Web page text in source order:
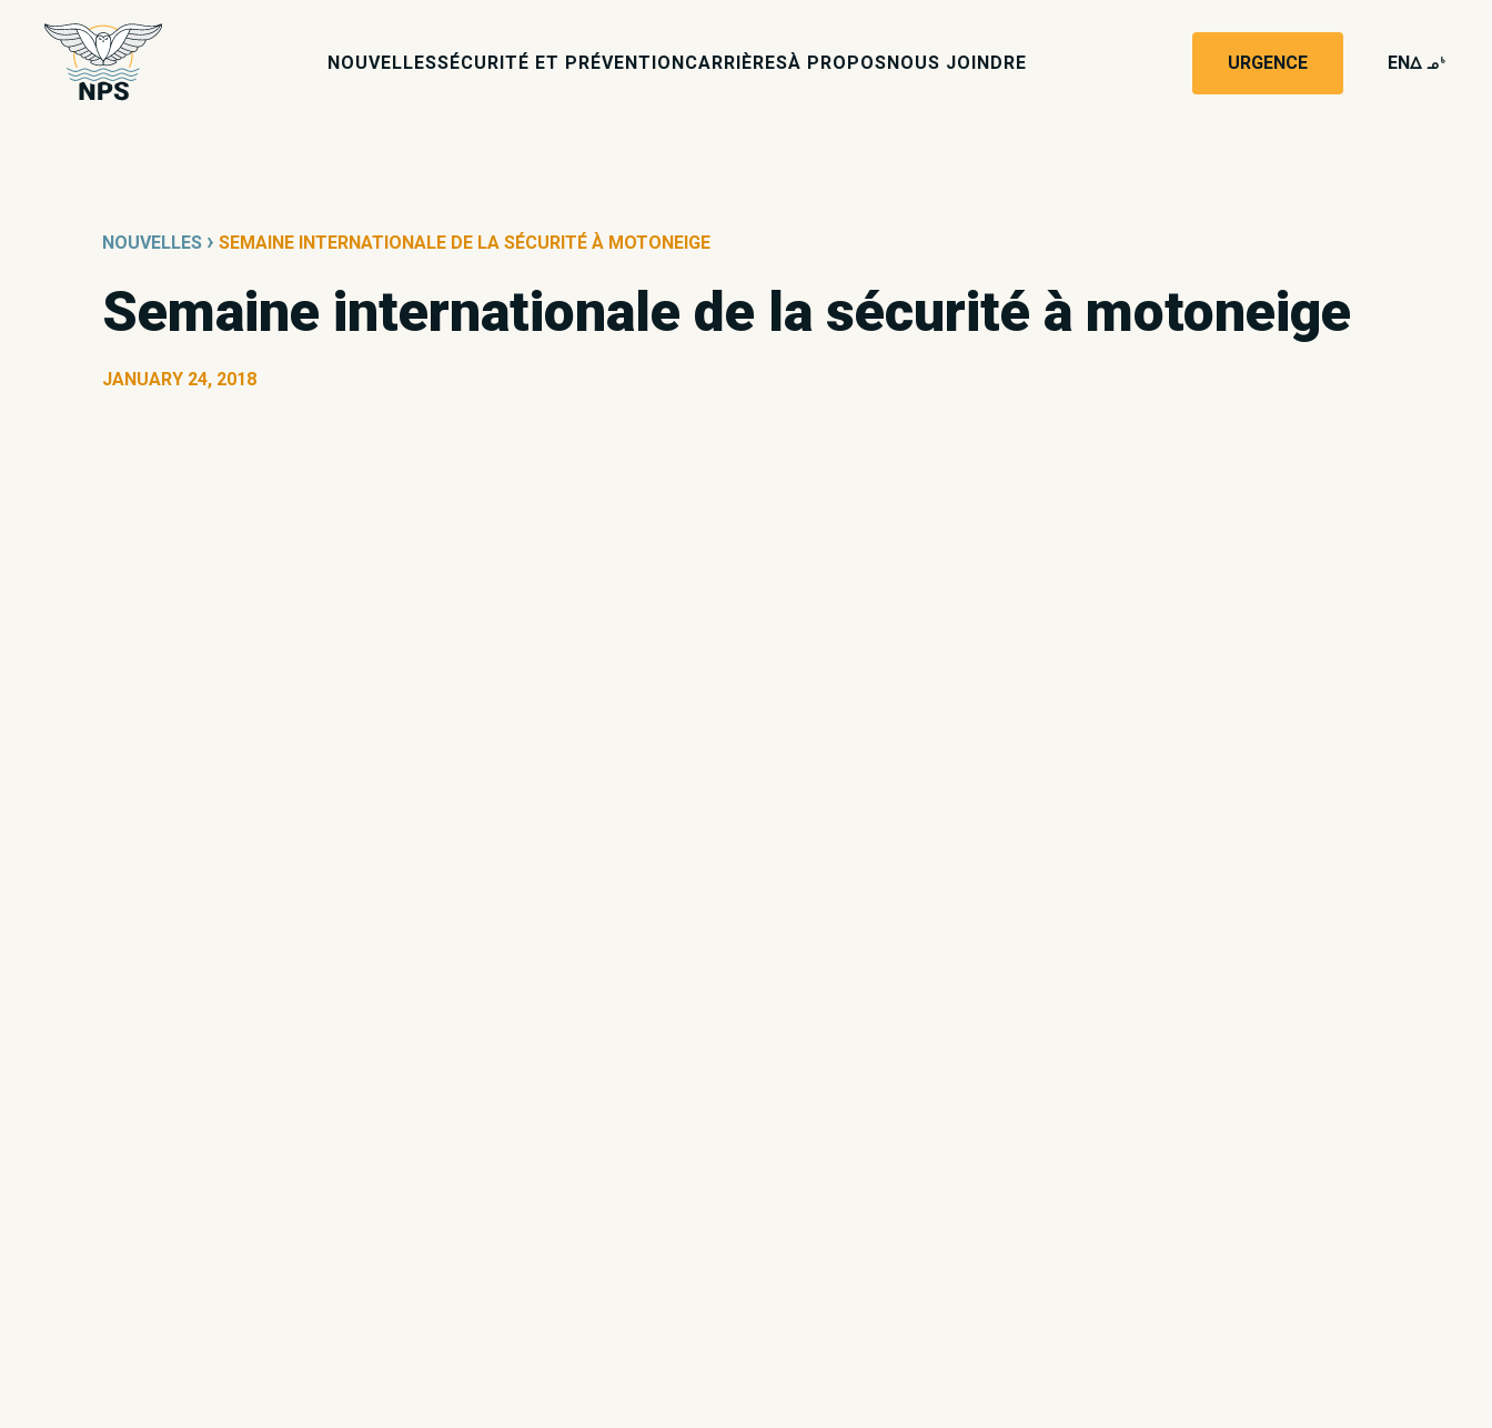
NOUVELLESSÉCURITÉ ET PRÉVENTIONCARRIÈRESÀ PROPOSNOUS JOINDRE URGENCE ENwk4
NOUVELLES › SEMAINE INTERNATIONALE DE LA SÉCURITÉ À MOTONEIGE
Semaine internationale de la sécurité à motoneige
JANUARY 24, 2018